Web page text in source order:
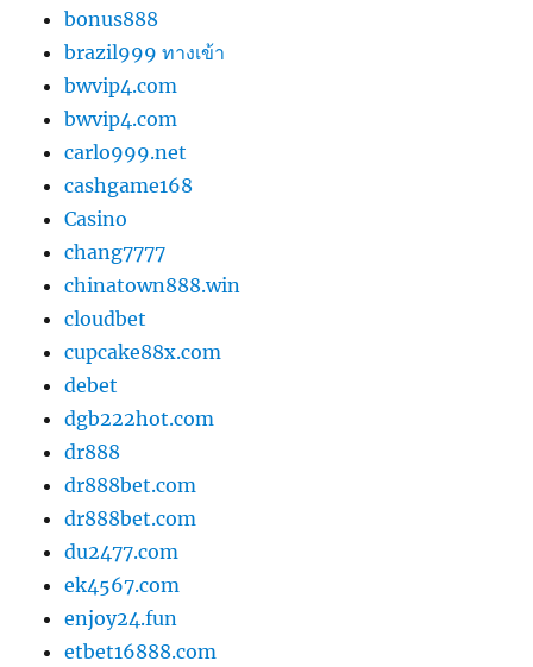
bonus888
brazil999 ทางเข้า
bwvip4.com
bwvip4.com
carlo999.net
cashgame168
Casino
chang7777
chinatown888.win
cloudbet
cupcake88x.com
debet
dgb222hot.com
dr888
dr888bet.com
dr888bet.com
du2477.com
ek4567.com
enjoy24.fun
etbet16888.com